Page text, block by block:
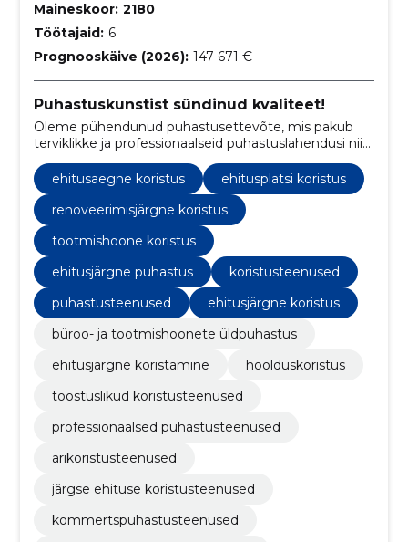
Maineskoor: 2180
Töötajaid: 6
Prognooskäive (2026): 147 671 €
Puhastuskunstist sündinud kvaliteet!
Oleme pühendunud puhastusettevõte, mis pakub
terviklikke ja professionaalseid puhastuslahendusi nii
kommertspindadele kui ka ehitusjärgsetele
objektidele. Meie teenuste hulka kuuluvad
üldpuhastus, ehitusaegne ja ehitusjärgne koristus
ning kontoripindade puhastus.
ehitusaegne koristus
ehitusplatsi koristus
renoveerimisjärgne koristus
tootmishoone koristus
ehitusjärgne puhastus
koristusteenused
puhastusteenused
ehitusjärgne koristus
büroo- ja tootmishoonete üldpuhastus
ehitusjärgne koristamine
hoolduskoristus
tööstuslikud koristusteenused
professionaalsed puhastusteenused
ärikoristusteenused
järgse ehituse koristusteenused
kommertspuhastusteenused